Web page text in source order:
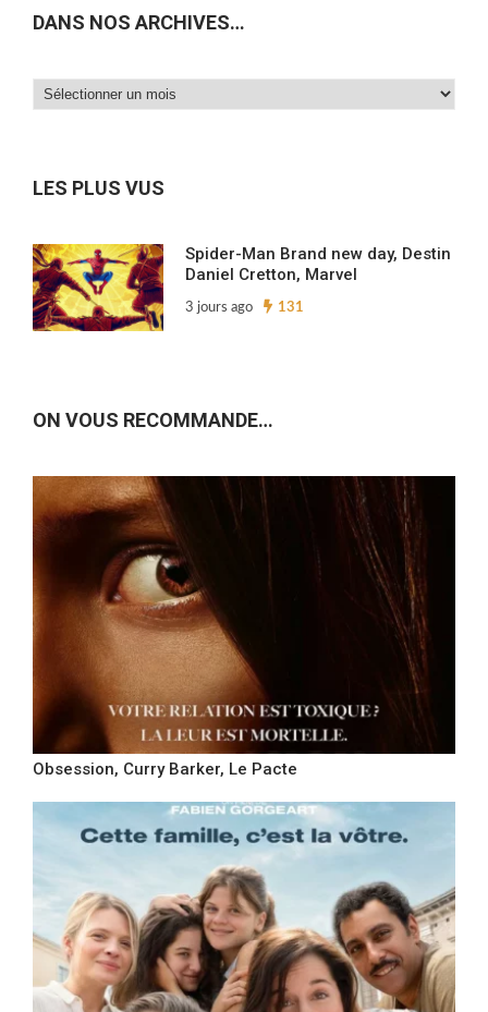
DANS NOS ARCHIVES…
Dans
LES PLUS VUS
Spider-Man Brand new day, Destin
Daniel Cretton, Marvel
3 jours ago 131
ON VOUS RECOMMANDE…
Obsession, Curry Barker, Le Pacte